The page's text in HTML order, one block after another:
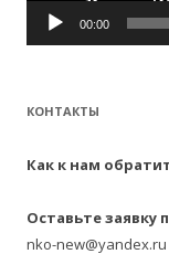
00:00
КОНТАКТЫ
Как к нам
Оставьте заявку
nko-new@yandex.ru